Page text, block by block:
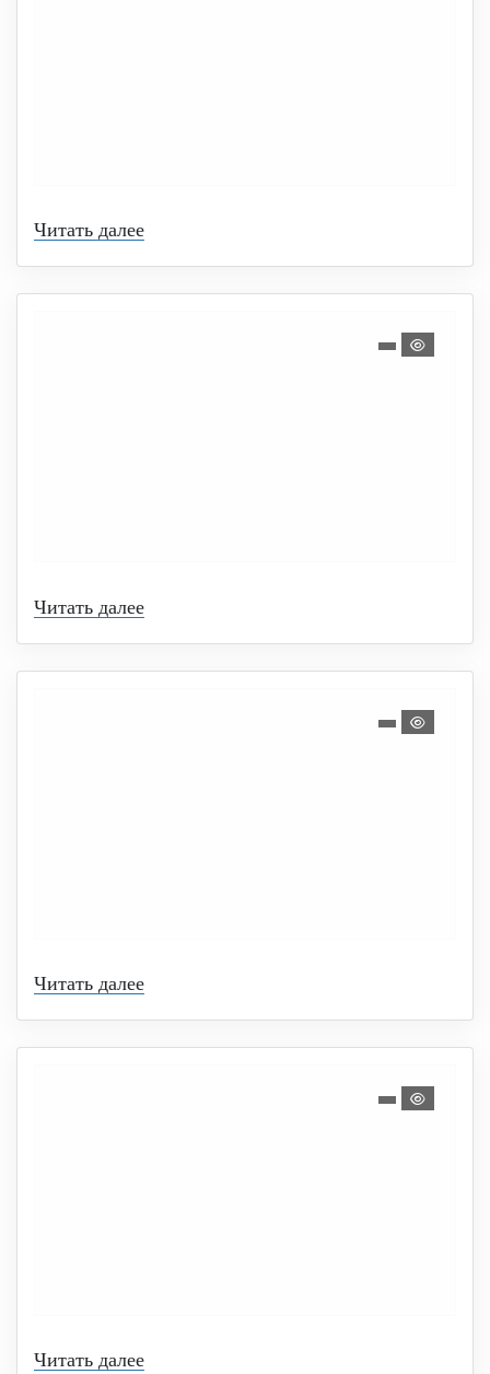
Читать далее
Читать далее
Читать далее
Читать далее